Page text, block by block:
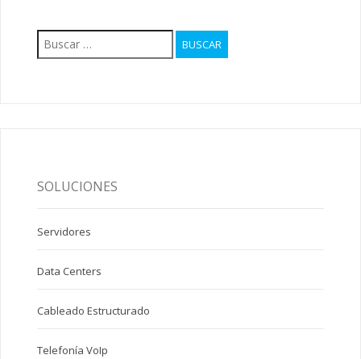
Buscar:
SOLUCIONES
Servidores
Data Centers
Cableado Estructurado
Telefonía VoIp